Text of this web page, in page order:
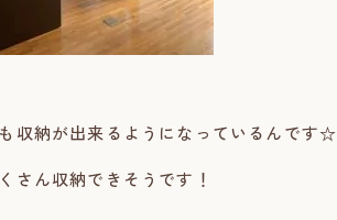
収納が出来るようになっているんです☆
さん収納できそうです！